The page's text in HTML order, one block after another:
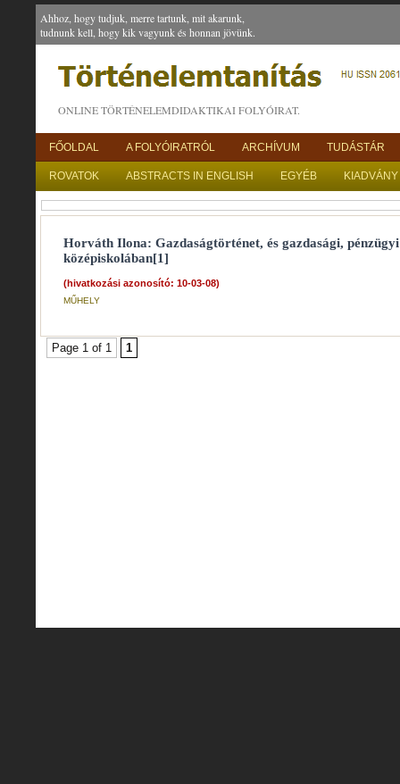
Ahhoz, hogy tudjuk, merre tartunk, mit akarunk,
tudnunk kell, hogy kik vagyunk és honnan jövünk.
ONLINE TÖRTÉNELEMDIDAKTIKAI FOLYÓIRAT.
FŐOLDAL A FOLYÓIRATRÓL ARCHÍVUM TUDÁSTÁR
ROVATOK ABSTRACTS IN ENGLISH EGYÉB
Horváth Ilona: Gazdaságtörténet, és gazdasági,
középiskolában[1]
(hivatkozási azonosító: 10-03-08)
MŰHELY
Page 1 of 1 1